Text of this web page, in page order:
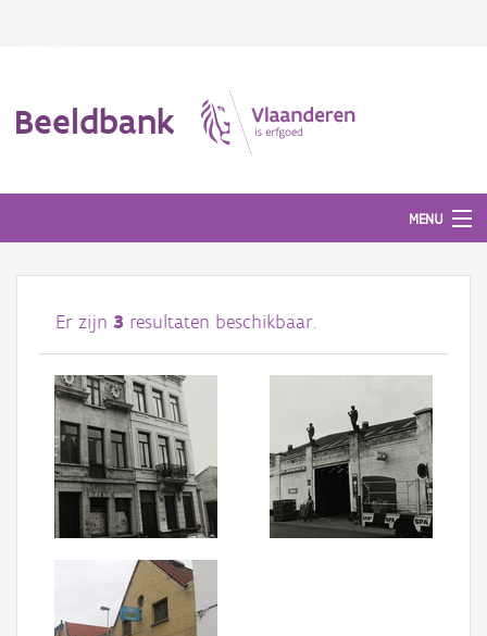
Beeldbank
MENU
Afbeeldingen
#BeeldIndeKijker
Hergebruik
Over ons
Aanmelden
Er zijn 3 resultaten beschikbaar.